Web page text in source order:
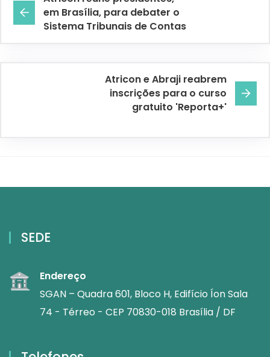
em Brasília, para debater o
Sistema Tribunais de Contas
Atricon e Abraji reabrem
inscrições para o curso
gratuito 'Reporta+'
SEDE
Endereço
SGAN – Quadra 601, Bloco H, Edifício Íon Sala
74 - Térreo - CEP 70830-018 Brasília / DF